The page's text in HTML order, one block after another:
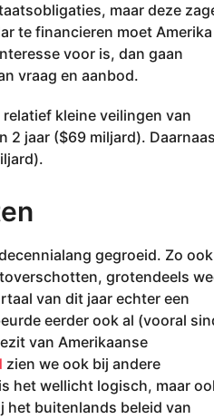
maar deze
te financieren moet Amerika
voor is, dan gaan
vraag en aanbod.
kleine veilingen van
2 jaar ($69 miljard).
gegroeid. Zo ook
grotendeels
van dit jaar echter een
eerder ook al (vooral
van Amerikaanse
zien we ook bij andere
het wellicht logisch, maar
het buitenlands beleid van